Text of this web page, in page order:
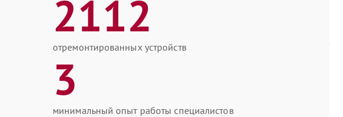
2112
отремонтированных устройств
3
минимальный опыт работы специалистов